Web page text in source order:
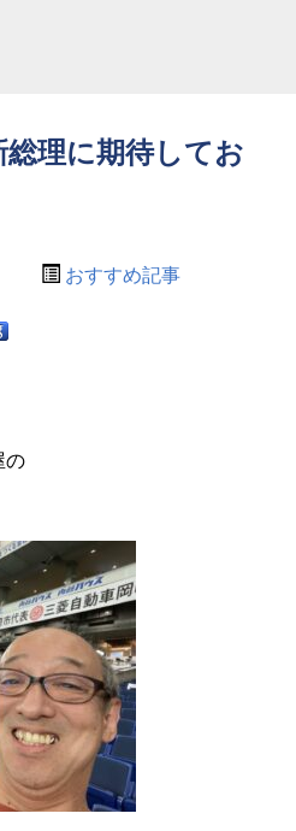
理に期待してお
おすすめ記事
の